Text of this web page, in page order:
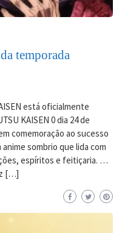
temporada
está oficialmente
KAISEN 0 dia 24 de
comemoração ao sucesso
sombrio que lida com
espíritos e feitiçaria. …
[…]